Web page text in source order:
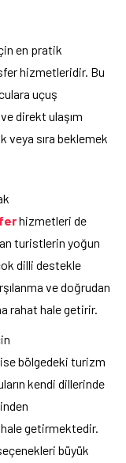
en pratik
hizmetleridir. Bu
uçuş
direkt ulaşım
veya sıra beklemek
hizmetleri de
turistlerin yoğun
dilli destekle
ve doğrudan
rahat hale getirir.
bölgedeki turizm
kendi dillerinde
getirmektedir.
büyük